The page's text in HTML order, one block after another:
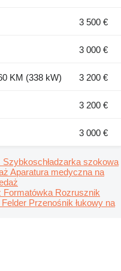
3 500 €
3 000 €
KM (338 kW) 3 200 €
3 200 €
3 000 €
Szybkoschładzarka szokowa
Aparatura medyczna na
Formatówka Rozrusznik
Felder Przenośnik łukowy na